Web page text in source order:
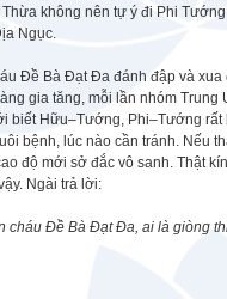
không nên tự ý đi Phi
Ngục.
Đề Bà Đạt Đa đánh đập và
gia tăng, mỗi lần nhóm Trung
biết Hữu–Tướng, Phi–Tướng rất
bệnh, lúc nào cần tránh. Nếu
độ mới sở đắc vô sanh. Thật
Ngài trả lời:
cháu Đề Bà Đạt Đa, ai là giòng